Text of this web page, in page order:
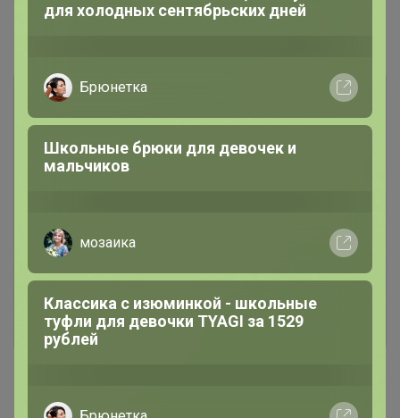
авторизоваться на сайте!
Войти Зарегистрироваться
для холодных сентябрьских дней
Брюнетка
Школьные брюки для девочек и
мальчиков
мозаика
Классика с изюминкой - школьные
туфли для девочки TYAGI за 1529
рублей